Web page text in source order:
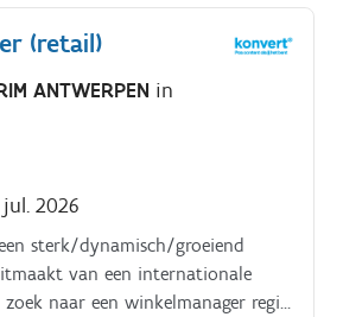
(retail)
ANTWERPEN in
2026
sterk/dynamisch/groeiend
van een internationale
naar een winkelmanager regio